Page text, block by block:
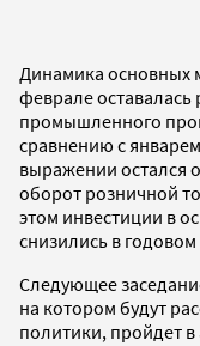
Динамика основных
феврале
промышленного
сравнению с
выражении остался
оборот розничной
этом инвестиции в
снизились в
Следующее
на котором будут
политики, пройдет в